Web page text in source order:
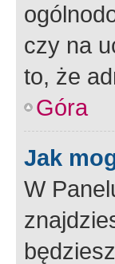
czy na
to, że
Góra
Jak
W